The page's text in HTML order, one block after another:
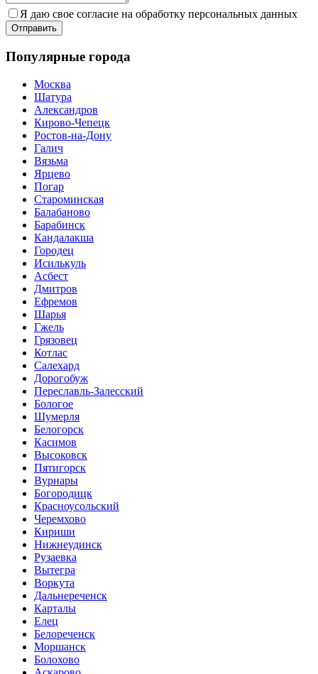
Я даю свое согласие на обработку персональных данных
Популярные города
Москва
Шатура
Александров
Кирово-Чепецк
Ростов-на-Дону
Галич
Вязьма
Ярцево
Погар
Староминская
Балабаново
Барабинск
Кандалакша
Городец
Исилькуль
Асбест
Дмитров
Ефремов
Шарья
Гжель
Грязовец
Котлас
Салехард
Дорогобуж
Переславль-Залесский
Бологое
Шумерля
Белогорск
Касимов
Высоковск
Пятигорск
Вурнары
Богородицк
Красноусольский
Черемхово
Кириши
Нижнеудинск
Рузаевка
Вытегра
Воркута
Дальнереченск
Карталы
Елец
Белореченск
Моршанск
Болохово